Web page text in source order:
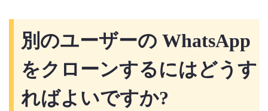
別のユーザーの WhatsApp
をクローンするにはどうす
ればよいですか?